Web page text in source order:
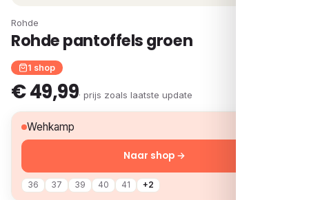
Rohde
Rohde pantoffels groen
1 shop
€ 49,99· prijs zoals laatste update
Wehkamp
36 37 39 40 41 +2
Naar shop →